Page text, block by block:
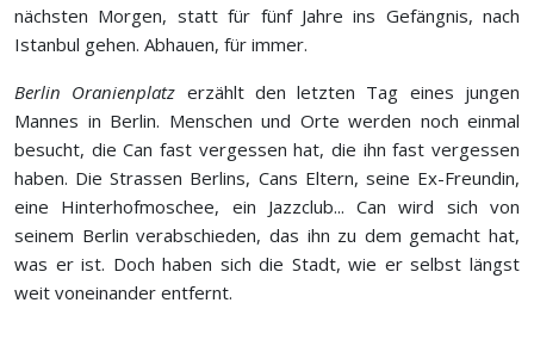
nächsten Morgen, statt für fünf Jahre ins Gefängnis, nach
Istanbul gehen. Abhauen, für immer.
Berlin Oranienplatz erzählt den letzten Tag eines jungen
Mannes in Berlin. Menschen und Orte werden noch einmal
besucht, die Can fast vergessen hat, die ihn fast vergessen
haben. Die Strassen Berlins, Cans Eltern, seine Ex-Freundin,
eine Hinterhofmoschee, ein Jazzclub... Can wird sich von
seinem Berlin verabschieden, das ihn zu dem gemacht hat,
was er ist. Doch haben sich die Stadt, wie er selbst längst
weit voneinander entfernt.